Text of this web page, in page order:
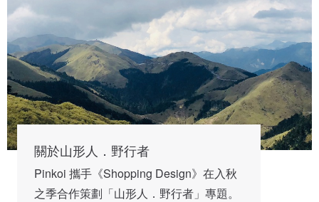
關於山形人．野行者
Pinkoi 攜手《Shopping Design》在入秋
之季合作策劃「山形人．野行者」專題。